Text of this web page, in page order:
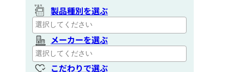
製品種別を選ぶ
メーカーを選ぶ
こだわりで選ぶ